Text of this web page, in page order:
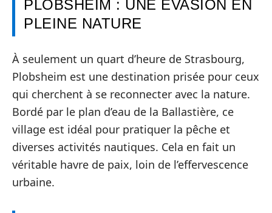
PLOBSHEIM : UNE ÉVASION EN
PLEINE NATURE
À seulement un quart d’heure de Strasbourg,
Plobsheim est une destination prisée pour ceux
qui cherchent à se reconnecter avec la nature.
Bordé par le plan d’eau de la Ballastière, ce
village est idéal pour pratiquer la pêche et
diverses activités nautiques. Cela en fait un
véritable havre de paix, loin de l’effervescence
urbaine.